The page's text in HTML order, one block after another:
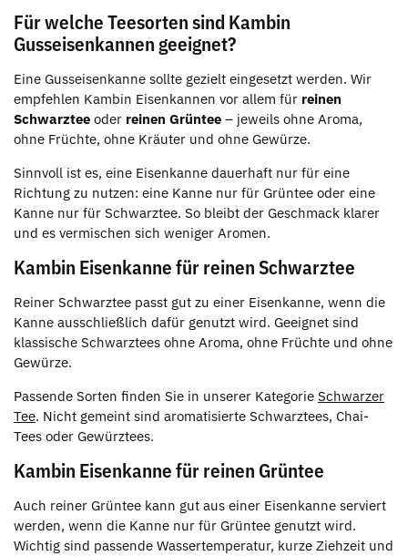
Für welche Teesorten sind Kambin
Gusseisenkannen geeignet?
Eine Gusseisenkanne sollte gezielt eingesetzt werden. Wir
empfehlen Kambin Eisenkannen vor allem für reinen
Schwarztee oder reinen Grüntee – jeweils ohne Aroma,
ohne Früchte, ohne Kräuter und ohne Gewürze.
Sinnvoll ist es, eine Eisenkanne dauerhaft nur für eine
Richtung zu nutzen: eine Kanne nur für Grüntee oder eine
Kanne nur für Schwarztee. So bleibt der Geschmack klarer
und es vermischen sich weniger Aromen.
Kambin Eisenkanne für reinen Schwarztee
Reiner Schwarztee passt gut zu einer Eisenkanne, wenn die
Kanne ausschließlich dafür genutzt wird. Geeignet sind
klassische Schwarztees ohne Aroma, ohne Früchte und ohne
Gewürze.
Passende Sorten finden Sie in unserer Kategorie Schwarzer
Tee. Nicht gemeint sind aromatisierte Schwarztees, Chai-
Tees oder Gewürztees.
Kambin Eisenkanne für reinen Grüntee
Auch reiner Grüntee kann gut aus einer Eisenkanne serviert
werden, wenn die Kanne nur für Grüntee genutzt wird.
Wichtig sind passende Wassertemperatur, kurze Ziehzeit und